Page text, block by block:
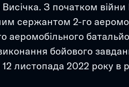
З початком
сержантом 2-го
аеромобільного
бойового
листопада 2022 року в